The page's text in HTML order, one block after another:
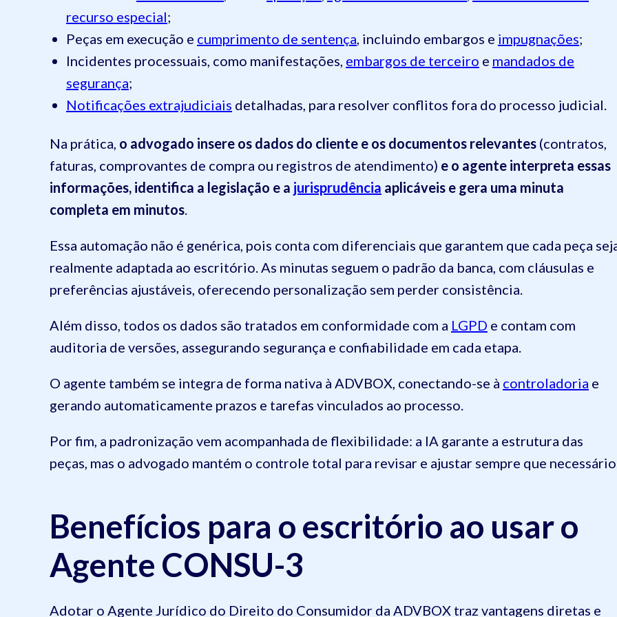
recurso especial;
Peças em execução e cumprimento de sentença , incluindo embargos e impugnações;
Incidentes processuais, como manifestações, embargos de terceiro e mandados de
segurança;
Notificações extrajudiciais detalhadas, para resolver conflitos fora do processo judicial.
Na prática, o advogado insere os dados do cliente e os documentos relevantes (contratos,
faturas, comprovantes de compra ou registros de atendimento) e o agente interpreta essas
informações, identifica a legislação e a jurisprudência aplicáveis e gera uma minuta
completa em minutos
Essa automação não é genérica, pois conta com diferenciais que garantem que cada peça
realmente adaptada ao escritório. As minutas seguem o padrão da banca, com cláusulas e
preferências ajustáveis, oferecendo personalização sem perder consistência.
Além disso, todos os dados são tratados em conformidade com a LGPD e contam com
auditoria de versões, assegurando segurança e confiabilidade em cada etapa.
O agente também se integra de forma nativa à ADVBOX, conectando-se à controladoria e
gerando automaticamente prazos e tarefas vinculados ao processo.
Por fim, a padronização vem acompanhada de flexibilidade: a IA garante a estrutura das
peças, mas o advogado mantém o controle total para revisar e ajustar sempre que
Benefícios para o escritório ao usar o
Agente CONSU-3
Adotar o Agente Jurídico do Direito do Consumidor da ADVBOX traz vantagens diretas e